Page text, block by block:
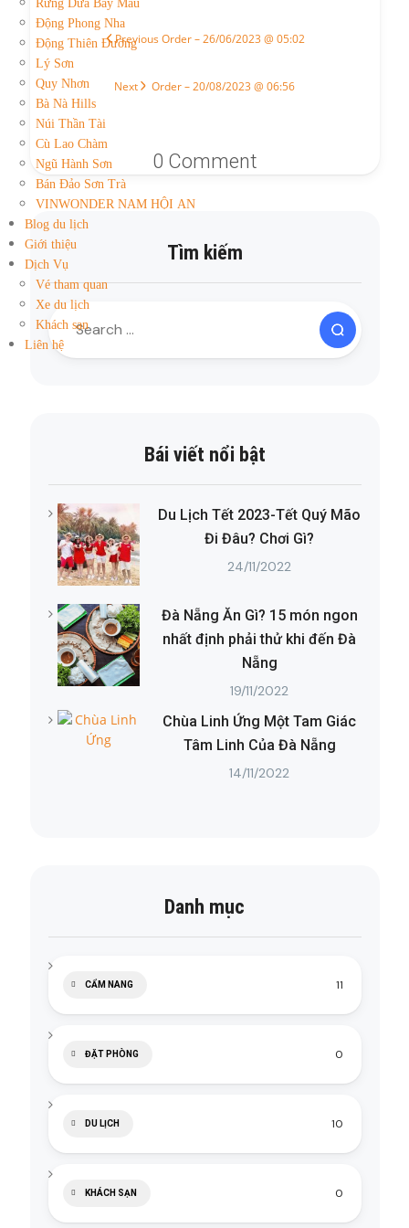
Rừng Dừa Bảy Mẫu
Động Phong Nha
Động Thiên Đường
Lý Sơn
Quy Nhơn
Bà Nà Hills
Núi Thần Tài
Cù Lao Chàm
Ngũ Hành Sơn
Bán Đảo Sơn Trà
VINWONDER NAM HỘI AN
Blog du lịch
Giới thiệu
Dịch Vụ
Vé tham quan
Xe du lịch
Khách sạn
Liên hệ
PreviousOrder – 26/06/2023 @ 05:02
Next Order – 20/08/2023 @ 06:56
0 Comment
Tìm kiếm
Bái viết nổi bật
Du Lịch Tết 2023-Tết Quý Mão
Đi Đâu? Chơi Gì?
24/11/2022
Đà Nẵng Ăn Gì? 15 món ngon
nhất định phải thử khi đến Đà
Nẵng
19/11/2022
Chùa Linh Ứng Một Tam Giác
Tâm Linh Của Đà Nẵng
14/11/2022
Danh mục
CẨM NANG 11
ĐẶT PHÒNG 0
DU LỊCH 10
KHÁCH SẠN 0